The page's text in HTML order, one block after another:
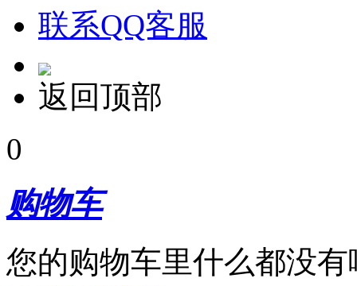
联系QQ客服
返回顶部
0
购物车
您的购物车里什么都没有